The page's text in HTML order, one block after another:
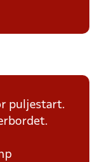
puljestart.